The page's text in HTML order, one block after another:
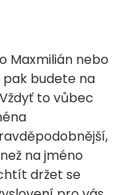
Maxmilián nebo
budete na
to vůbec
na jméno
držet se